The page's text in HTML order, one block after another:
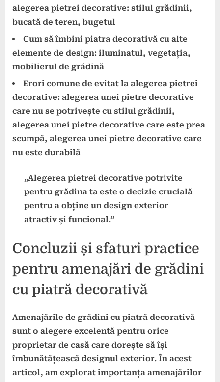
alegerea pietrei decorative: stilul grădinii,
bucată de teren, bugetul
Cum să îmbini piatra decorativă cu alte
elemente de design: iluminatul, vegetația,
mobilierul de grădină
Erori comune de evitat la alegerea pietrei
decorative: alegerea unei pietre decorative
care nu se potrivește cu stilul grădinii,
alegerea unei pietre decorative care este prea
scumpă, alegerea unei pietre decorative care
nu este durabilă
„Alegerea pietrei decorative potrivite
pentru grădina ta este o decizie crucială
pentru a obține un design exterior
atractiv și funcional.”
Concluzii și sfaturi practice
pentru amenajări de grădini
cu piatră decorativă
Amenajările de grădini cu piatră decorativă
sunt o alegere excelentă pentru orice
proprietar de casă care dorește să își
îmbunătățească designul exterior. În acest
articol, am explorat importanța amenajărilor